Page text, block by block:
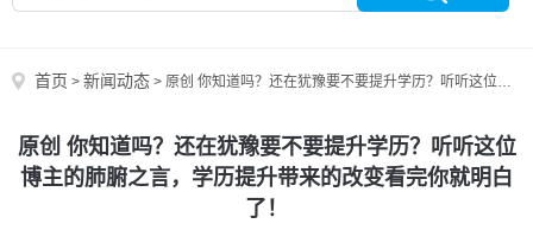
首页 > 新闻动态 > 原创 你知道吗？还在犹豫要不要提升学历？听听这位博主的肺腑之言，学历提升带来的改变看完你就明白了！
原创 你知道吗？还在犹豫要不要提升学历？听听这位
博主的肺腑之言，学历提升带来的改变看完你就明白
了！